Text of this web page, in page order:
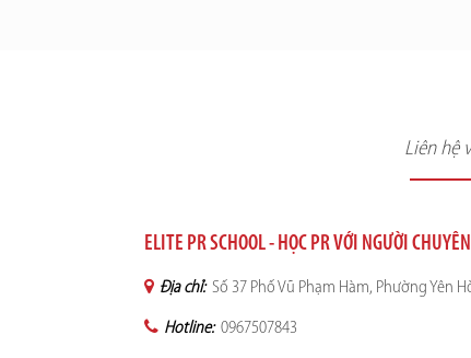
Liên hệ
ELITE PR SCHOOL - HỌC PR VỚI NGƯỜI
Địa chỉ: Số 37 Phố Vũ Phạm Hàm, Phường Yên
Hotline: 0967507843